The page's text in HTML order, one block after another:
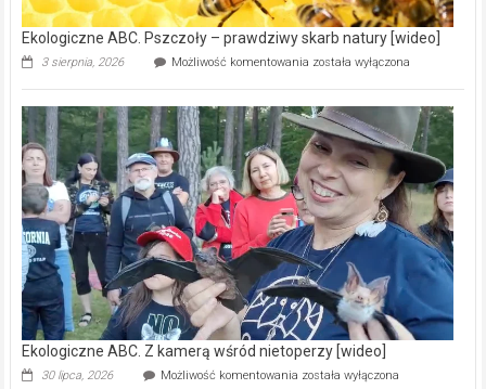
Ekologiczne ABC. Pszczoły – prawdziwy skarb natury [wideo]
3 sierpnia, 2026 Możliwość komentowania Ekologiczne
–
prawdziwy
skarb
natury
[wideo]
została wyłączona
Ekologiczne ABC. Z kamerą wśród nietoperzy [wideo]
30 lipca, 2026 Możliwość komentowania Ekologiczne
została wyłączona